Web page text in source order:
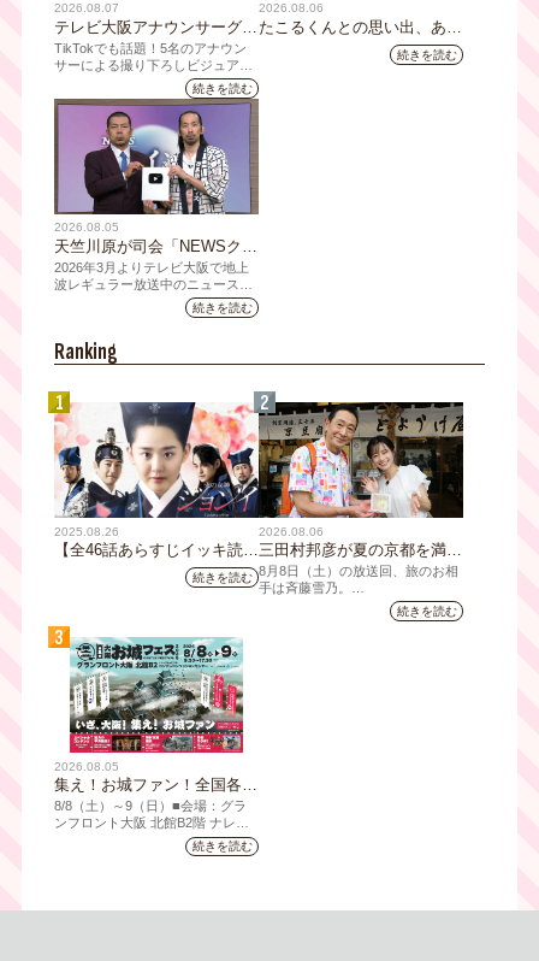
2026.08.07
テレビ大阪アナウンサーグッ
ズの新商品 8月8日(土)に発
売！ テーマは「個性全開」5
人それぞれの"らしさ"を詰め
込んだアイテムが登場
TikTokでも話題！5名のアナウン
サーによる撮り下ろしビジュアル
を使用した新グッズを発売続きを読む
2026.08.06
たこるくんとの思い出、あり
ますか？会員のみなさんに聞
続きを読む
2026.08.05
天竺川原が司会「NEWSクラ
イシス」チャンネル登録者数
10万人突破！テレビ大阪の番
組史上最速記録を更新
2026年3月よりテレビ大阪で地上
波レギュラー放送中のニュース番
組「NEWSクライシス」が、この
たび2026年7月12日(日)に、
人を達成しました。
続きを読む
Ranking
1
2025.08.26
【全46話あらすじイッキ読
み】韓国ドラマ『火の女神
ジョンイ』｜テレビ大阪 9
ート
続きを読む
2
2026.08.06
三田村邦彦が夏の京都を満喫
｜太っ腹な「無限朝食」、住
宅街の隠れ家・角打ち、売り
切れ御免の夏の名物を堪能！
三田村大絶賛！暑い時こそ食
8月8日（土）の放送回、旅のお相
手は斉藤雪乃。
「おとな旅あるき旅」は毎週土曜
続きを読む
3
2026.08.05
集え！お城ファン！全国各地
のお城PRブースが群雄割
拠！『大阪・お城フェス
2026』、いよいよ8/8（土）
8/8（⼟）～9（日）■会場：グラ
ンフロント⼤阪 北館B2階 ナレッ
ジキャピタル コングレコンベンシ
ョンセンター ⼤⼈ 前売1,400円
続きを読む